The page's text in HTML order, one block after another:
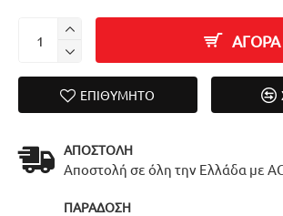
ΑΓΟΡΑ
ΕΠΙΘΥΜΗΤΌ
ΑΠΟΣΤΟΛΉ
Αποστολή σε όλη την Ελλάδα με
ΠΑΡΆΔΟΣΗ